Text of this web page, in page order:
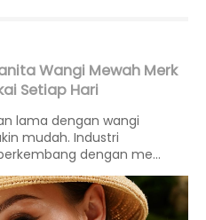
Wangi Mewah Merk
Setiap Hari
lama dengan wangi
mudah. Industri
dengan me...